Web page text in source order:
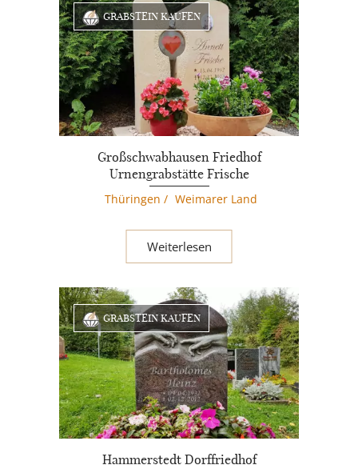
GRABSTEIN KAUFEN
Großschwabhausen Friedhof
Urnengrabstätte Frische
Thüringen / Weimarer Land
Weiterlesen
GRABSTEIN KAUFEN
Hammerstedt Dorffriedhof